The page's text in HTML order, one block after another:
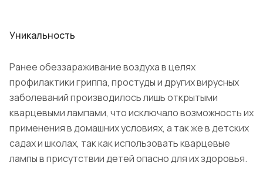
Уникальность
Ранее обеззараживание воздуха в целях
профилактики гриппа, простуды и других вирусных
заболеваний производилось лишь открытыми
кварцевыми лампами, что исключало возможность их
применения в домашних условиях, а так же в детских
садах и школах, так как использовать кварцевые
лампы в присутствии детей опасно для их здоровья.